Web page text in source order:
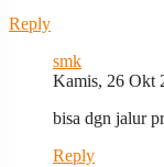
Reply
smk
Kamis, 26 Okt
bisa dgn jalur
Reply